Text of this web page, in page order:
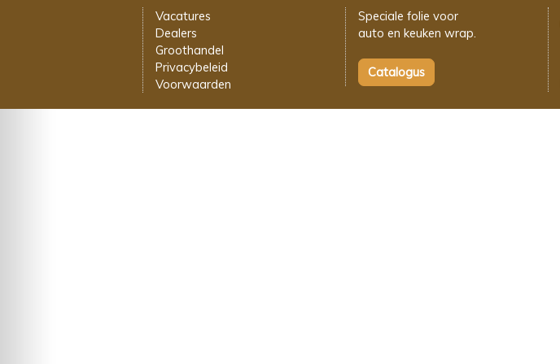
Vacatures
Dealers
Groothandel
Privacybeleid
Voorwaarden
Speciale folie voor
auto en keuken wrap.